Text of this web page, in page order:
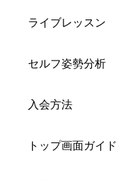
ライブレッスン
セルフ姿勢分析
入会方法
トップ画面ガイド